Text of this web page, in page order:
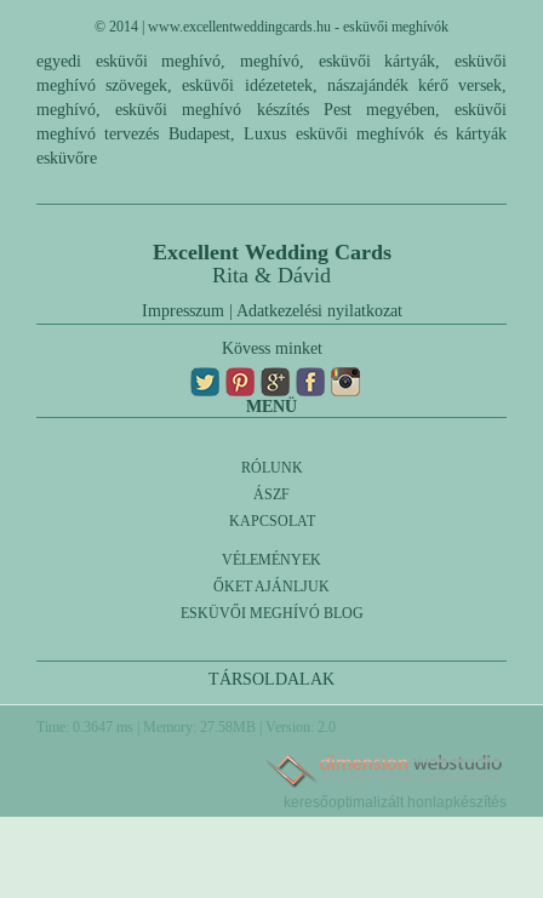
© 2014 | www.excellentweddingcards.hu - esküvői meghívók
egyedi esküvői meghívó, meghívó, esküvői kártyák, esküvői
meghívó szövegek, esküvői idézetetek, nászajándék kérő versek,
meghívó, esküvői meghívó készítés Pest megyében, esküvői
meghívó tervezés Budapest, Luxus esküvői meghívók és kártyák
esküvőre
Excellent Wedding Cards
Rita & Dávid
Impresszum| Adatkezelési nyilatkozat
Kövess minket
MENÜ
RÓLUNK
ÁSZF
KAPCSOLAT
VÉLEMÉNYEK
ŐKET AJÁNLJUK
ESKÜVŐI MEGHÍVÓ BLOG
TÁRSOLDALAK
Time: 0.3647 ms | Memory: 27.58MB | Version: 2.0
keresőoptimalizált honlapkészítés